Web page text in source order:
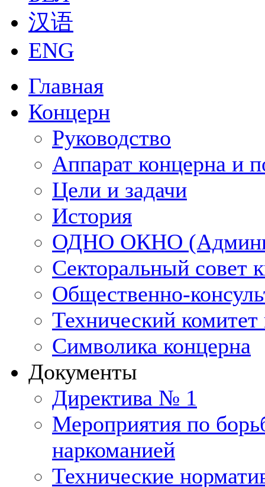
汉语
ENG
Главная
Концерн
Руководство
Аппарат концерна и
Цели и задачи
История
ОДНО ОКНО
Секторальный совет
Общественно-
Технический
Символика концерна
Документы
Директива № 1
Мероприятия по
наркоманией
Технические